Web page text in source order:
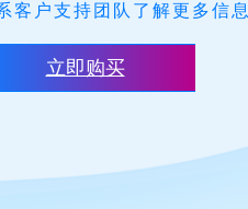
客户支持团队了解更多信息
立即购买